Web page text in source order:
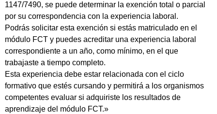
1147/7490, se puede determinar la exención total o parcial
por su correspondencia con la experiencia laboral.
Podrás solicitar esta exención si estás matriculado en el
módulo FCT y puedes acreditar una experiencia laboral
correspondiente a un año, como mínimo, en el que
trabajaste a tiempo completo.
Esta experiencia debe estar relacionada con el ciclo
formativo que estés cursando y permitirá a los organismos
competentes evaluar si adquiriste los resultados de
aprendizaje del módulo FCT.»